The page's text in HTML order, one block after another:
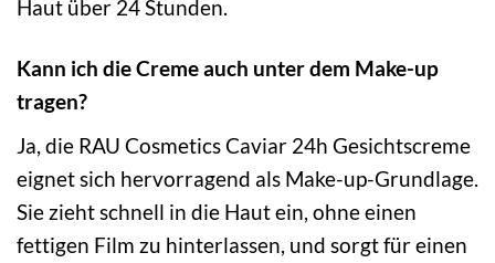
Haut über 24 Stunden.
Kann ich die Creme auch unter dem Make-up
tragen?
Ja, die RAU Cosmetics Caviar 24h Gesichtscreme
eignet sich hervorragend als Make-up-Grundlage.
Sie zieht schnell in die Haut ein, ohne einen
fettigen Film zu hinterlassen, und sorgt für einen